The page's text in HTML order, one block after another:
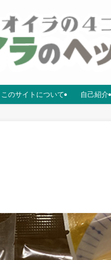
このサイトについて 自己紹介